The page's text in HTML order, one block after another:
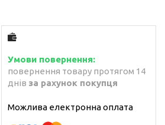
повернення товару протягом 14
днів за рахунок покупця